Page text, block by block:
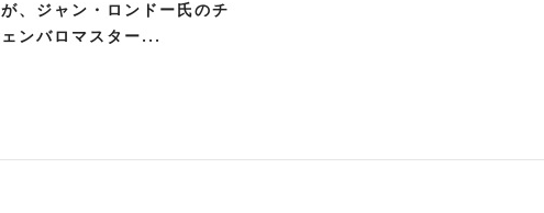
が、ジャン・ロンドー氏のチ
ェンバロマスター...